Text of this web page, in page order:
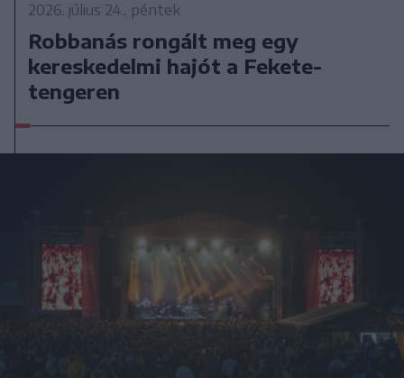
2026. július 24., péntek
Robbanás rongált meg egy
kereskedelmi hajót a Fekete-
tengeren